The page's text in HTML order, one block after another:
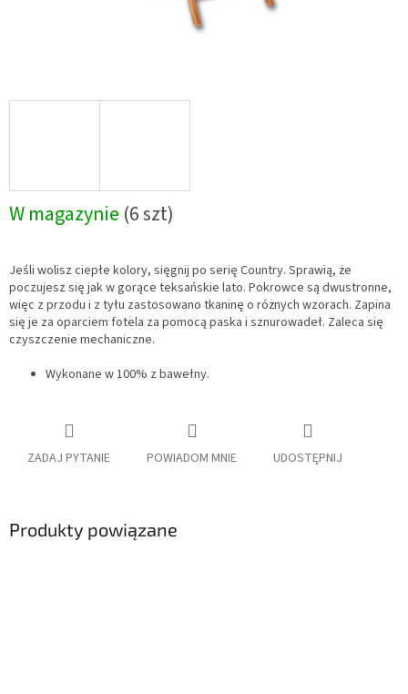
W magazynie (6 szt)
Jeśli wolisz ciepłe kolory, sięgnij po serię Country. Sprawią, że
poczujesz się jak w gorące teksańskie lato. Pokrowce są dwustronne,
więc z przodu i z tyłu zastosowano tkaninę o różnych wzorach. Zapina
się je za oparciem fotela za pomocą paska i sznurowadeł. Zaleca się
czyszczenie mechaniczne.
Wykonane w 100% z bawełny.
ZADAJ PYTANIE POWIADOM MNIE UDOSTĘPNIJ
Produkty powiązane